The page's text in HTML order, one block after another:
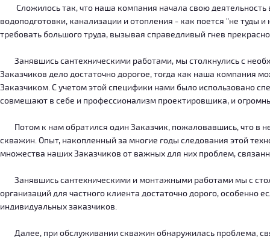
Сложилось так, что наша компания начала свою деятельность
водоподготовки, канализации и отопления - как поется "не
требовать большого труда, вызывая справедливый гнев
Занявшись сантехническими работами, мы столкнулись с
Заказчиков дело достаточно дорогое, тогда как наша компания
Заказчиком. С учетом этой специфики нами было использовано
совмещают в себе и профессионализм проектировщика, и
Потом к нам обратился один Заказчик, пожаловавшись, что в
скважин. Опыт, накопленный за многие годы следования этой
множества наших Заказчиков от важных для них проблем,
Занявшись сантехническими и монтажными работами мы с
организаций для частного клиента достаточно дорого, особенно
индивидуальных заказчиков.
Далее, при обслуживании скважин обнаружилась проблема,